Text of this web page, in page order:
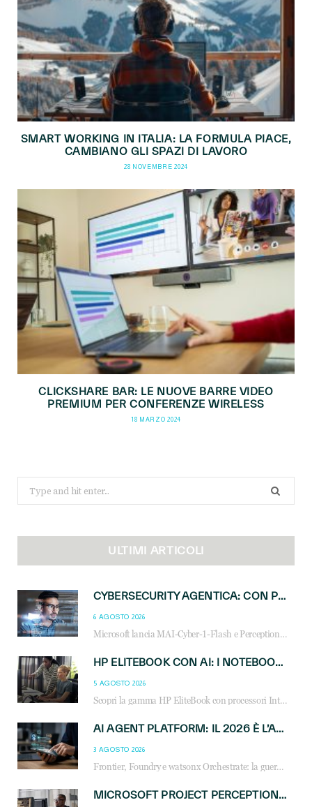
SMART WORKING IN ITALIA: LA FORMULA PIACE,
CAMBIANO GLI SPAZI DI LAVORO
28 NOVEMBRE 2024
CLICKSHARE BAR: LE NUOVE BARRE VIDEO
PREMIUM PER CONFERENZE WIRELESS
18 MARZO 2024
for:
ULTIMI ARTICOLI
CYBERSECURITY AGENTICA: CON PERCEPTION E MAI-CYBER-1-FLASH MICROSOFT APRE NUOVI SERVIZI PER IL CANALE
6 AGOSTO 2026
Microsoft lancia MAI-Cyber-1-Flash e Perception: cybersecurity agentica in preview dal 3 novembre. Cosa cambia per MSP, system integrator e reseller.
HP ELITEBOOK CON AI: I NOTEBOOK BUSINESS INTELLIGENTI CHE TRASFORMANO PRODUTTIVITÀ, SICUREZZA E LAVORO IBRIDO
5 AGOSTO 2026
Scopri la gamma HP EliteBook con processori Intel® Core™ Ultra e AMD Ryzen™ AI. Notebook business progettati per aumentare la produttività, migliorare la collaborazione e garantire sicurezza avanzata in ufficio e in mobilità.
AI AGENT PLATFORM: IL 2026 È L’ANNO DEL «SISTEMA OPERATIVO» PER GLI AGENTI AZIENDALI
3 AGOSTO 2026
Frontier, Foundry e watsonx Orchestrate: la guerra delle piattaforme AI agent ridisegna il mercato IT. Cosa cambia per reseller, MSP e system integrator.
MICROSOFT PROJECT PERCEPTION: COME GLI AGENTI AI CAMBIERANNO SOC, CYBERSECURITY E SERVIZI MSP